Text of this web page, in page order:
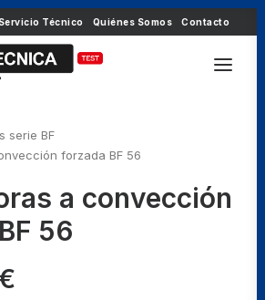
Servicio Técnico Quiénes Somos Contacto
serie BF
forzada BF 56
a convección
56